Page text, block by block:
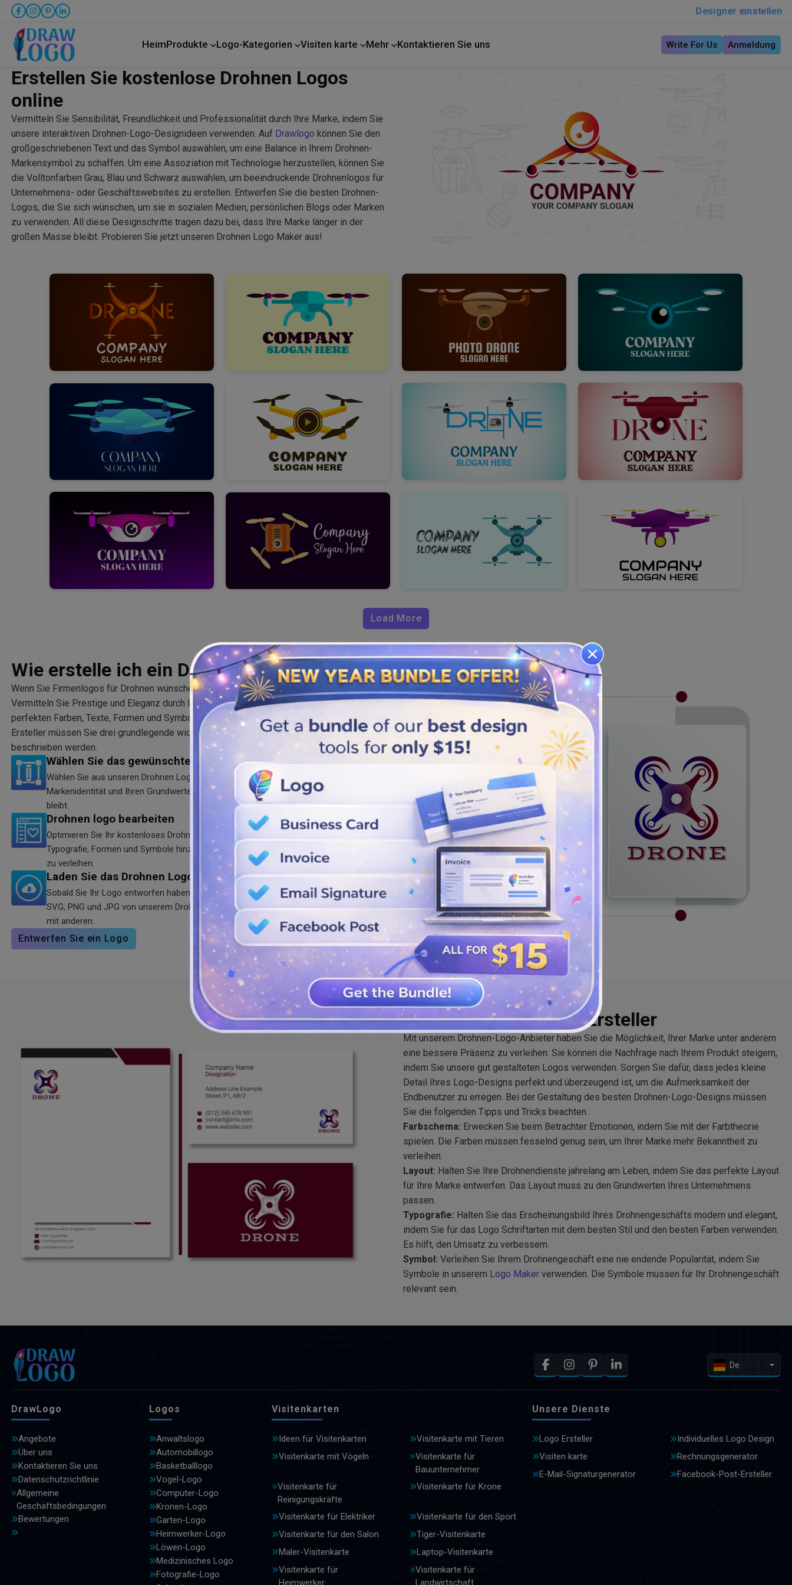
Designer einstellen
HeimProdukte Logo-Kategorien Visiten karte Mehr Kontaktieren Sie uns Write For Us Anmeldung
Erstellen Sie kostenlose Drohnen Logos
online
Vermitteln Sie Sensibilität, Freundlichkeit und Professionalität durch Ihre Marke, indem Sie
unsere interaktiven Drohnen-Logo-Designideen verwenden. Auf Drawlogo können Sie den
großgeschriebenen Text und das Symbol auswählen, um eine Balance in Ihrem Drohnen-
Markensymbol zu schaffen. Um eine Assoziation mit Technologie herzustellen, können Sie
die Volltonfarben Grau, Blau und Schwarz auswählen, um beeindruckende Drohnenlogos für
Unternehmens- oder Geschäftswebsites zu erstellen. Entwerfen Sie die besten Drohnen-
Logos, die Sie sich wünschen, um sie in sozialen Medien, persönlichen Blogs oder Marken
zu verwenden. All diese Designschritte tragen dazu bei, dass Ihre Marke länger in der
großen Masse bleibt. Probieren Sie jetzt unseren Drohnen Logo Maker aus!
Load More
Wie erstelle ich ein Drohnen Logo?
Wenn Sie Firmenlogos für Drohnen wünschen, sind Sie nur ein paar Klicks davon entfernt.
Vermitteln Sie Prestige und Eleganz durch Ihr Drohnen-Unternehmenslogo, indem Sie die
perfekten Farben, Texte, Formen und Symbole hinzufügen. Mit unserem Drohnen-Logo-
Ersteller müssen Sie drei grundlegende wichtige Schritte befolgen, die im Folgenden
beschrieben werden.
Wählen Sie das gewünschte Logo aus
Wählen Sie aus unseren Drohnen Logo Ideen die richtigen Vorlagen aus, die gut zu Ihrer
Markenidentität und Ihren Grundwerten passen, damit Ihr Unternehmen länger bestehen
bleibt.
Drohnen logo bearbeiten
Optimieren Sie Ihr kostenloses Drohnen-Logo, indem Sie neue Farbkombinationen,
Typografie, Formen und Symbole hinzufügen, um Ihrer Marke herausragende Popularität
zu verleihen.
Laden Sie das Drohnen Logo herunter
Sobald Sie Ihr Logo entworfen haben, können Sie es herunterladen und in den Formaten
SVG, PNG und JPG von unserem Drohnen Logo Generator speichern. Teilen Sie es jetzt
mit anderen.
Entwerfen Sie ein Logo
Bester Drohnen Logo Ersteller
Mit unserem Drohnen-Logo-Anbieter haben Sie die Möglichkeit, Ihrer Marke unter anderem
eine bessere Präsenz zu verleihen. Sie können die Nachfrage nach Ihrem Produkt steigern,
indem Sie unsere gut gestalteten Logos verwenden. Sorgen Sie dafür, dass jedes kleine
Detail Ihres Logo-Designs perfekt und überzeugend ist, um die Aufmerksamkeit der
Endbenutzer zu erregen. Bei der Gestaltung des besten Drohnen-Logo-Designs müssen
Sie die folgenden Tipps und Tricks beachten.
Farbschema: Erwecken Sie beim Betrachter Emotionen, indem Sie mit der Farbtheorie
spielen. Die Farben müssen fesselnd genug sein, um Ihrer Marke mehr Bekanntheit zu
verleihen.
Layout: Halten Sie Ihre Drohnendienste jahrelang am Leben, indem Sie das perfekte Layout
für Ihre Marke entwerfen. Das Layout muss zu den Grundwerten Ihres Unternehmens
passen.
Typografie: Halten Sie das Erscheinungsbild Ihres Drohnengeschäfts modern und elegant,
indem Sie für das Logo Schriftarten mit dem besten Stil und den besten Farben verwenden.
Es hilft, den Umsatz zu verbessern.
Symbol: Verleihen Sie Ihrem Drohnengeschäft eine nie endende Popularität, indem Sie
Symbole in unserem Logo Maker verwenden. Die Symbole müssen für Ihr Drohnengeschäft
relevant sein.
De
DrawLogo
Angebote
Über uns
Kontaktieren Sie uns
Datenschutzrichtlinie
Allgemeine
Geschäftsbedingungen
Bewertungen
Logos
Anwaltslogo
Automobillogo
Basketballlogo
Vogel-Logo
Computer-Logo
Kronen-Logo
Garten-Logo
Heimwerker-Logo
Löwen-Logo
Medizinisches Logo
Fotografie-Logo
Visitenkarten
Ideen für Visitenkarten
Visitenkarte mit Tieren
Visitenkarte mit Vögeln
Visitenkarte für
Bauunternehmer
Visitenkarte für
Reinigungskräfte
Visitenkarte für Krone
Visitenkarte für Elektriker
Visitenkarte für den Sport
Visitenkarte für den Salon
Tiger-Visitenkarte
Maler-Visitenkarte
Laptop-Visitenkarte
Visitenkarte für
Heimwerker
Visitenkarte für
Landwirtschaft
Unsere Dienste
Logo Ersteller
Individuelles Logo Design
Visiten karte
Rechnungsgenerator
E-Mail-Signaturgenerator
Facebook-Post-Ersteller